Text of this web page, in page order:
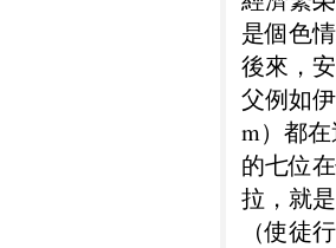
是個色
後來，
父例如
m）都
的七位
拉，就
（使徒